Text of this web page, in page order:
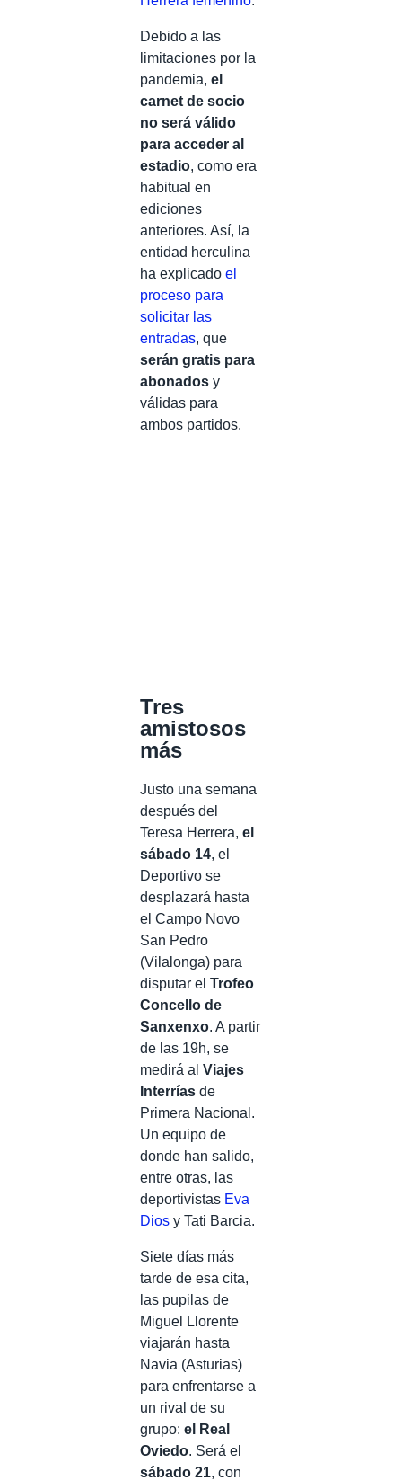
Debido a las
limitaciones por la
pandemia, el
carnet de socio
no será válido
para acceder al
estadio, como era
habitual en
ediciones
anteriores. Así, la
entidad herculina
ha explicado el
proceso para
solicitar las
entradas, que
serán gratis para
abonados y
válidas para
ambos partidos.
Tres
amistosos
más
Justo una semana
después del
Teresa Herrera, el
sábado 14, el
Deportivo se
desplazará hasta
el Campo Novo
San Pedro
(Vilalonga) para
disputar el Trofeo
Concello de
Sanxenxo. A partir
de las 19h, se
medirá al Viajes
Interrías de
Primera Nacional.
Un equipo de
donde han salido,
entre otras, las
deportivistas Eva
Dios y Tati Barcia.
Siete días más
tarde de esa cita,
las pupilas de
Miguel Llorente
viajarán hasta
Navia (Asturias)
para enfrentarse a
un rival de su
grupo: el Real
Oviedo. Será el
sábado 21, con